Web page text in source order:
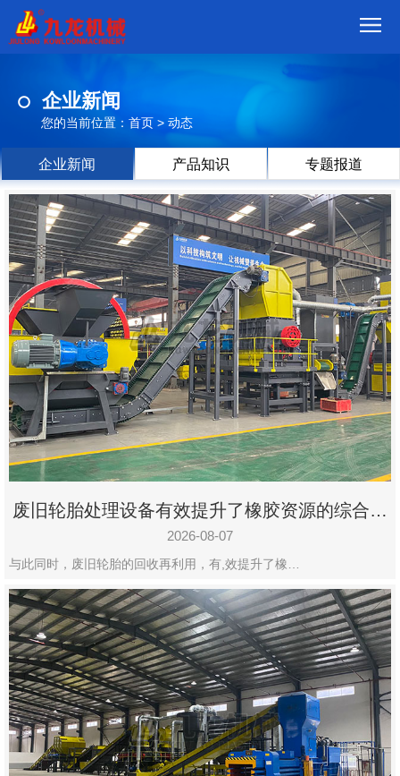
品
视
频
现
场
方
案
动
态
联
系
郑
州
市
九
设
有
限
公
司
豫
ICP
备
19020390
企业新闻
您的当前位置： 首页 > 动态
企业新闻 产品知识 专题报道
废旧轮胎处理设备有效提升了橡胶资源的综合利
用率
2026-08-07
与此同时，废旧轮胎的回收再利用，有,效提升了橡…